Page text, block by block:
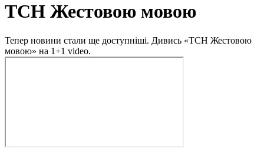
ТСН Жестовою мовою
Тепер новини стали ще доступніші. Дивись «ТСН Жестовою
мовою» на 1+1 video.